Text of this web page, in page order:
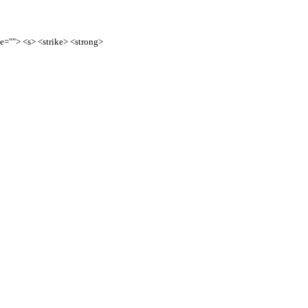
<s> <strike> <strong>